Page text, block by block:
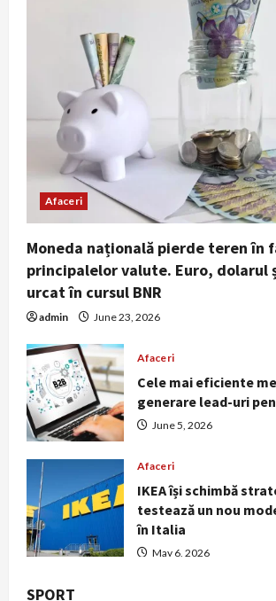
Afaceri
Moneda națională pierde teren în
principalelor valute. Euro, dolarul
urcat în cursul BNR
admin June 23, 2026
Afaceri
Cele mai eficiente
generare lead-uri
June 5, 2026
Afaceri
IKEA își schimbă
testează un nou
în Italia
May 6, 2026
SPORT